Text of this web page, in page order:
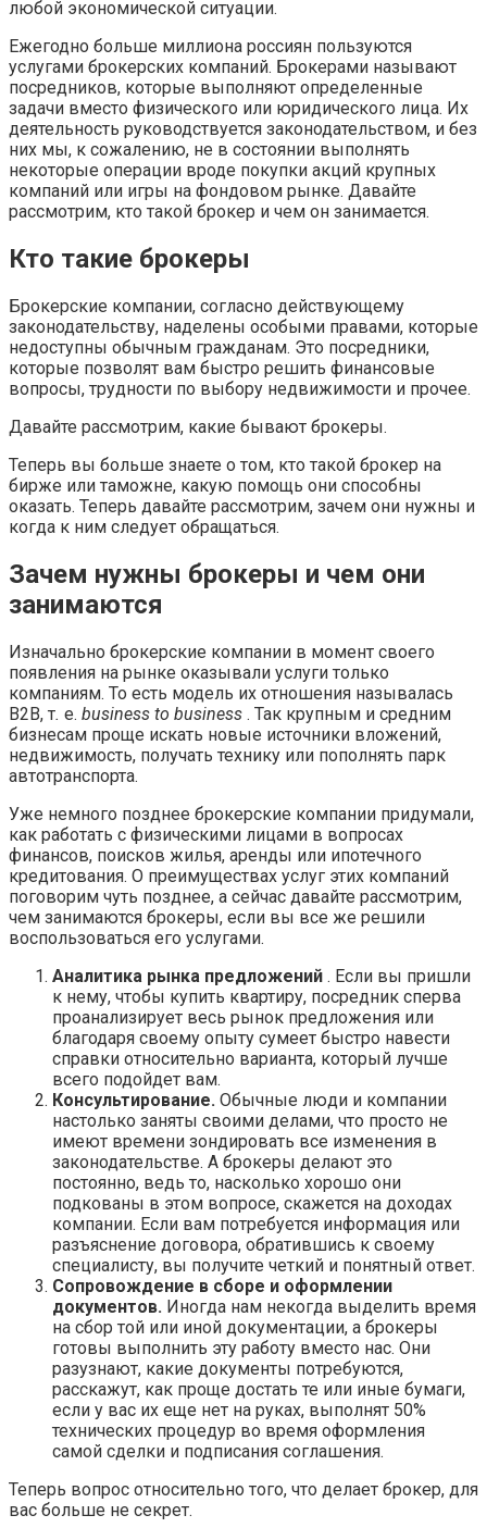
любой экономической ситуации.
Ежегодно больше миллиона россиян пользуются
услугами брокерских компаний. Брокерами называют
посредников, которые выполняют определенные
задачи вместо физического или юридического лица. Их
деятельность руководствуется законодательством, и без
них мы, к сожалению, не в состоянии выполнять
некоторые операции вроде покупки акций крупных
компаний или игры на фондовом рынке. Давайте
рассмотрим, кто такой брокер и чем он занимается.
Кто такие брокеры
Брокерские компании, согласно действующему
законодательству, наделены особыми правами, которые
недоступны обычным гражданам. Это посредники,
которые позволят вам быстро решить финансовые
вопросы, трудности по выбору недвижимости и прочее.
Давайте рассмотрим, какие бывают брокеры.
Теперь вы больше знаете о том, кто такой брокер на
бирже или таможне, какую помощь они способны
оказать. Теперь давайте рассмотрим, зачем они нужны и
когда к ним следует обращаться.
Зачем нужны брокеры и чем они
занимаются
Изначально брокерские компании в момент своего
появления на рынке оказывали услуги только
компаниям. То есть модель их отношения называлась
B2B, т. е. business to business . Так крупным и средним
бизнесам проще искать новые источники вложений,
недвижимость, получать технику или пополнять парк
автотранспорта.
Уже немного позднее брокерские компании придумали,
как работать с физическими лицами в вопросах
финансов, поисков жилья, аренды или ипотечного
кредитования. О преимуществах услуг этих компаний
поговорим чуть позднее, а сейчас давайте рассмотрим,
чем занимаются брокеры, если вы все же решили
воспользоваться его услугами.
Аналитика рынка предложений . Если вы пришли
к нему, чтобы купить квартиру, посредник сперва
проанализирует весь рынок предложения или
благодаря своему опыту сумеет быстро навести
справки относительно варианта, который лучше
всего подойдет вам.
Консультирование. Обычные люди и компании
настолько заняты своими делами, что просто не
имеют времени зондировать все изменения в
законодательстве. А брокеры делают это
постоянно, ведь то, насколько хорошо они
подкованы в этом вопросе, скажется на доходах
компании. Если вам потребуется информация или
разъяснение договора, обратившись к своему
специалисту, вы получите четкий и понятный ответ.
Сопровождение в сборе и оформлении
документов. Иногда нам некогда выделить время
на сбор той или иной документации, а брокеры
готовы выполнить эту работу вместо нас. Они
разузнают, какие документы потребуются,
расскажут, как проще достать те или иные бумаги,
если у вас их еще нет на руках, выполнят 50%
технических процедур во время оформления
самой сделки и подписания соглашения.
Теперь вопрос относительно того, что делает брокер, для
вас больше не секрет.